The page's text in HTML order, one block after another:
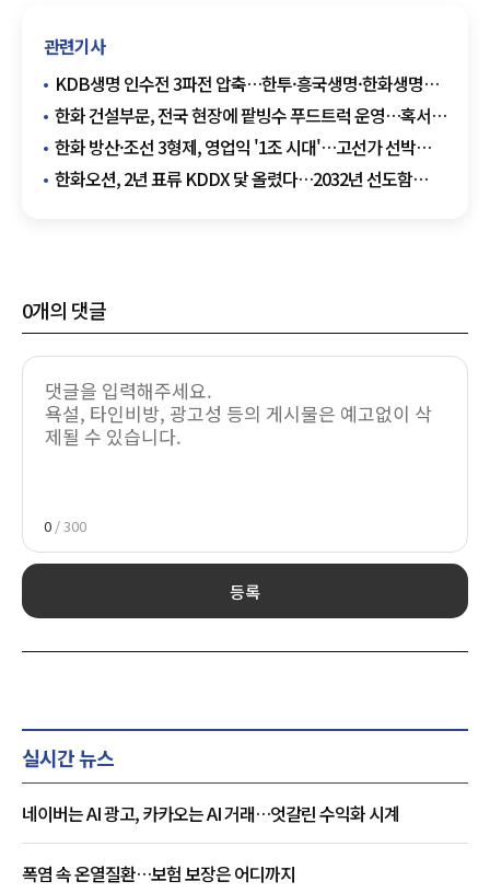
관련기사
KDB생명 인수전 3파전 압축…한투·흥국생명·한화생명
본입찰
한화 건설부문, 전국 현장에 팥빙수 푸드트럭 운영…혹서기
온열질환 예방 강화
한화 방산·조선 3형제, 영업익 '1조 시대'…고선가 선박
·K방산 쌍끌이
한화오션, 2년 표류 KDDX 닻 올렸다…2032년 선도함
0개의 댓글
0 / 300
등록
실시간 뉴스
네이버는 AI 광고, 카카오는 AI 거래…엇갈린 수익화 시계
폭염 속 온열질환…보험 보장은 어디까지